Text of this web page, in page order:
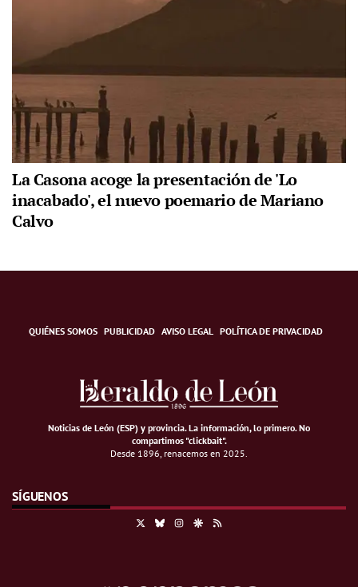
La Casona acoge la presentación de 'Lo
inacabado', el nuevo poemario de Mariano
Calvo
QUIÉNES SOMOS PUBLICIDAD AVISO LEGAL POLÍTICA DE PRIVACIDAD
Noticias de León (ESP) y provincia. La información, lo primero.No
compartimos "clickbait".
Desde 1896, renacemos en 2025.
SÍGUENOS
BlueskyInstagramGoogle Discover